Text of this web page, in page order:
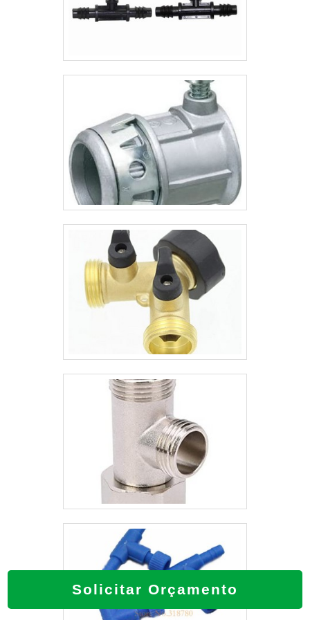
confiança e produtos de qualidade. Alguns
constantemente treinados; Diversas
opções de pagamento disponíveis;
Distribuição autorizada das melhores
marcas; Estoque capaz de suprir
demandas das indústrias de todos os
segmentos; Atendimento personalizado.A
MAIOR REFERÊNCIA NO
SEGMENTOSomente na Valfluid Acessórios
Industriais existem as melhores variedades
de retenção. Os clientes encontram itens
como válvula de retenção e cotovelo
galvanizado.Isso se deve ao fato de ser
uma empresa responsável e
comprometida com seus serviços,
qualificações possíveis pelo fato de
possuir escritório de alta qualidade onde
são realizadas as atividades e
equipamentos de última geração.Tudo
isso, unido a um time de equipe
multidisciplinar de consultores associados
e profissionais com vasta experiência na
área de atuação, garante uma entrega de
excelência de ponta a ponta.
Solicitar Orçamento